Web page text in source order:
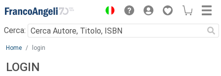
Menu
Cerca:
Main content
Home login
LOGIN